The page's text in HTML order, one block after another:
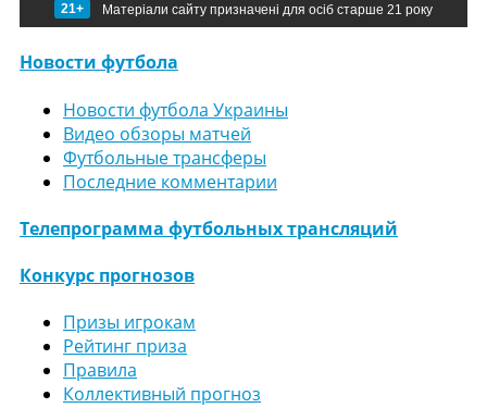
21+ Матеріали сайту призначені для осіб старше 21 року
Новости футбола
Новости футбола Украины
Видео обзоры матчей
Футбольные трансферы
Последние комментарии
Телепрограмма футбольных трансляций
Конкурс прогнозов
Призы игрокам
Рейтинг приза
Правила
Коллективный прогноз